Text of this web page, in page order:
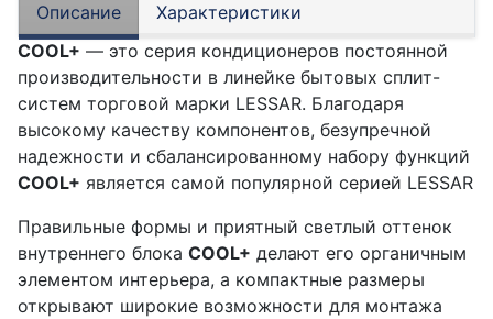
Описание
Характеристики
COOL+ — это серия кондиционеров постоянной
производительности в линейке бытовых сплит-
систем торговой марки LESSAR. Благодаря
высокому качеству компонентов, безупречной
надежности и сбалансированному набору функций
COOL+ является самой популярной серией LESSAR
Правильные формы и приятный светлый оттенок
внутреннего блока COOL+ делают его органичным
элементом интерьера, а компактные размеры
открывают широкие возможности для монтажа